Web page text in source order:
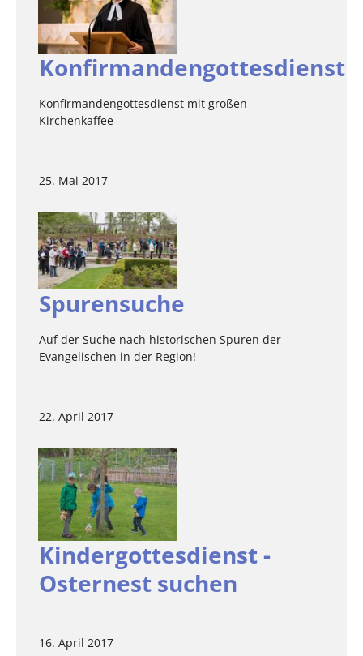
Konfirmandengottesdienst
Konfirmandengottesdienst mit großen
Kirchenkaffee
25. Mai 2017
Spurensuche
Auf der Suche nach historischen Spuren der
Evangelischen in der Region!
22. April 2017
Kindergottesdienst -
Osternest suchen
16. April 2017